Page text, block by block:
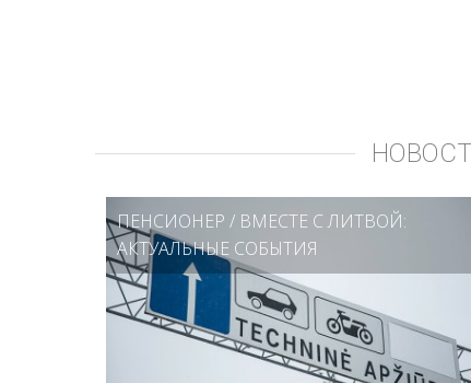
ПЕНСИОНЕР / ВМЕСТЕ С ЛИТВОЙ:
АКТУАЛЬНЫЕ СОБЫТИЯ